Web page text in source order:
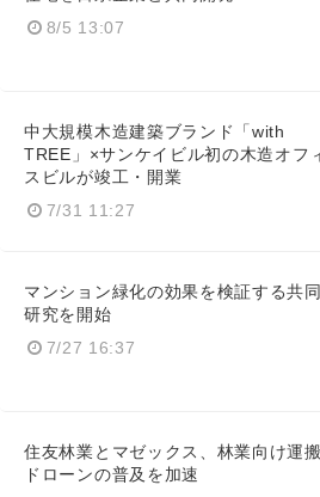
8/5 13:07
中大規模木造建築ブランド「with
TREE」×サンケイビル初の木造オフ
スビルが竣工・開業
7/31 11:27
マンション緑化の効果を検証する共同
研究を開始
7/27 16:37
住友林業とマゼックス、林業向け運搬
ドローンの普及を加速